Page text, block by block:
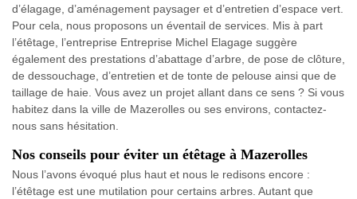
d’élagage, d’aménagement paysager et d’entretien d’espace vert.
Pour cela, nous proposons un éventail de services. Mis à part
l’étêtage, l’entreprise Entreprise Michel Elagage suggère
également des prestations d’abattage d’arbre, de pose de clôture,
de dessouchage, d’entretien et de tonte de pelouse ainsi que de
taillage de haie. Vous avez un projet allant dans ce sens ? Si vous
habitez dans la ville de Mazerolles ou ses environs, contactez-
nous sans hésitation.
Nos conseils pour éviter un étêtage à Mazerolles
Nous l’avons évoqué plus haut et nous le redisons encore :
l’étêtage est une mutilation pour certains arbres. Autant que